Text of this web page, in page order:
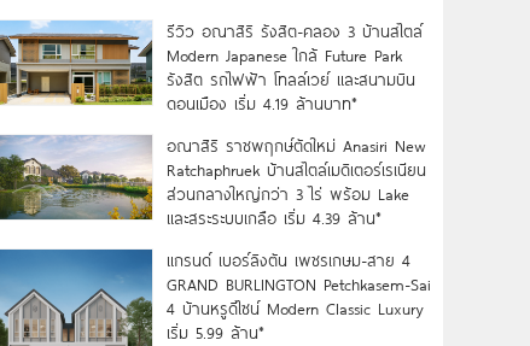
รีวิว อณาสิริ รังสิต-คลอง 3 บ้านสไตล์
Modern Japanese ใกล้ Future Park
รังสิต รถไฟฟ้า โทลล์เวย์ และสนามบิน
ดอนเมือง เริ่ม 4.19 ล้านบาท*
อณาสิริ ราชพฤกษ์ตัดใหม่ Anasiri New
Ratchaphruek บ้านสไตล์เมดิเตอร์เรเนียน
ส่วนกลางใหญ่กว่า 3 ไร่ พร้อม Lake
และสระระบบเกลือ เริ่ม 4.39 ล้าน*
แกรนด์ เบอร์ลิงตัน เพชรเกษม-สาย 4
GRAND BURLINGTON Petchkasem-Sai
4 บ้านหรูดีไซน์ Modern Classic Luxury
เริ่ม 5.99 ล้าน*